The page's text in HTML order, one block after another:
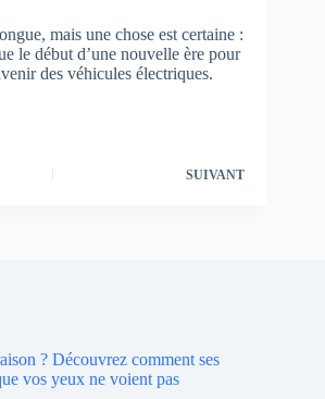
mais une chose est certaine :
le début d’une nouvelle ère pour
des véhicules électriques.
SUIVANT
? Découvrez comment ses
vos yeux ne voient pas